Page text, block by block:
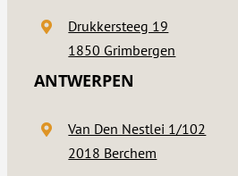
Drukkersteeg 19
1850 Grimbergen
ANTWERPEN
Van Den Nestlei 1/102
2018 Berchem